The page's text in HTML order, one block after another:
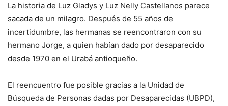
La historia de Luz Gladys y Luz Nelly Castellanos parece
sacada de un milagro. Después de 55 años de
incertidumbre, las hermanas se reencontraron con su
hermano Jorge, a quien habían dado por desaparecido
desde 1970 en el Urabá antioqueño.
El reencuentro fue posible gracias a la Unidad de
Búsqueda de Personas dadas por Desaparecidas (UBPD),